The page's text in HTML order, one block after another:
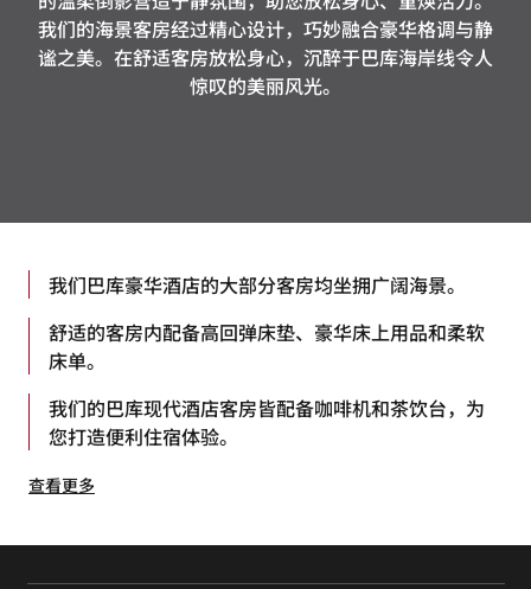
我们的海景客房经过精心设计，巧妙融合豪华格调与静
谧之美。在舒适客房放松身心，沉醉于巴库海岸线令人
惊叹的美丽风光。
我们巴库豪华酒店的大部分客房均坐拥广阔海景。
舒适的客房内配备高回弹床垫、豪华床上用品和柔软
床单。
我们的巴库现代酒店客房皆配备咖啡机和茶饮台，为
您打造便利住宿体验。
查看更多